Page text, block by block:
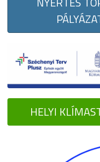
HELYI